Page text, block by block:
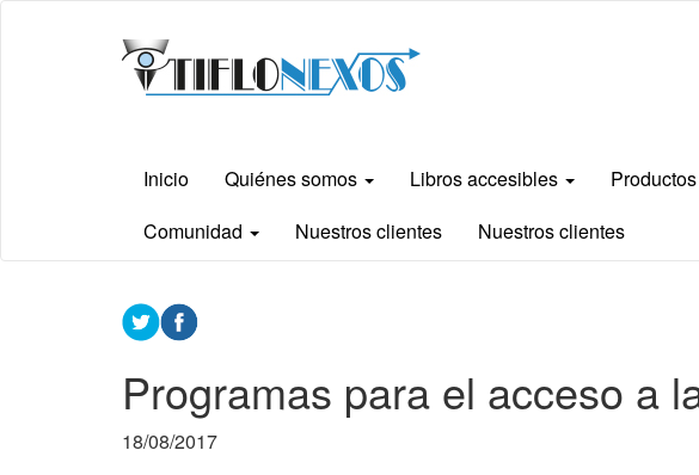
Inicio Quiénes somos Libros accesibles
Comunidad
Nuestros clientes Nuestros clientes
Contenido
principal
Programas para el acceso a
18/08/2017